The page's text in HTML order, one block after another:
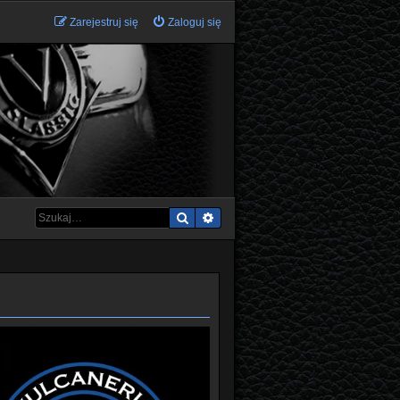
Zaloguj się
Zarejestruj się
Szukaj Wyszukiwanie zaawansowane